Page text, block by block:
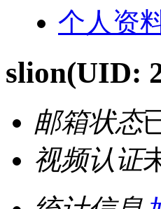
个人资
slion(UID:
邮箱状态
视频认证